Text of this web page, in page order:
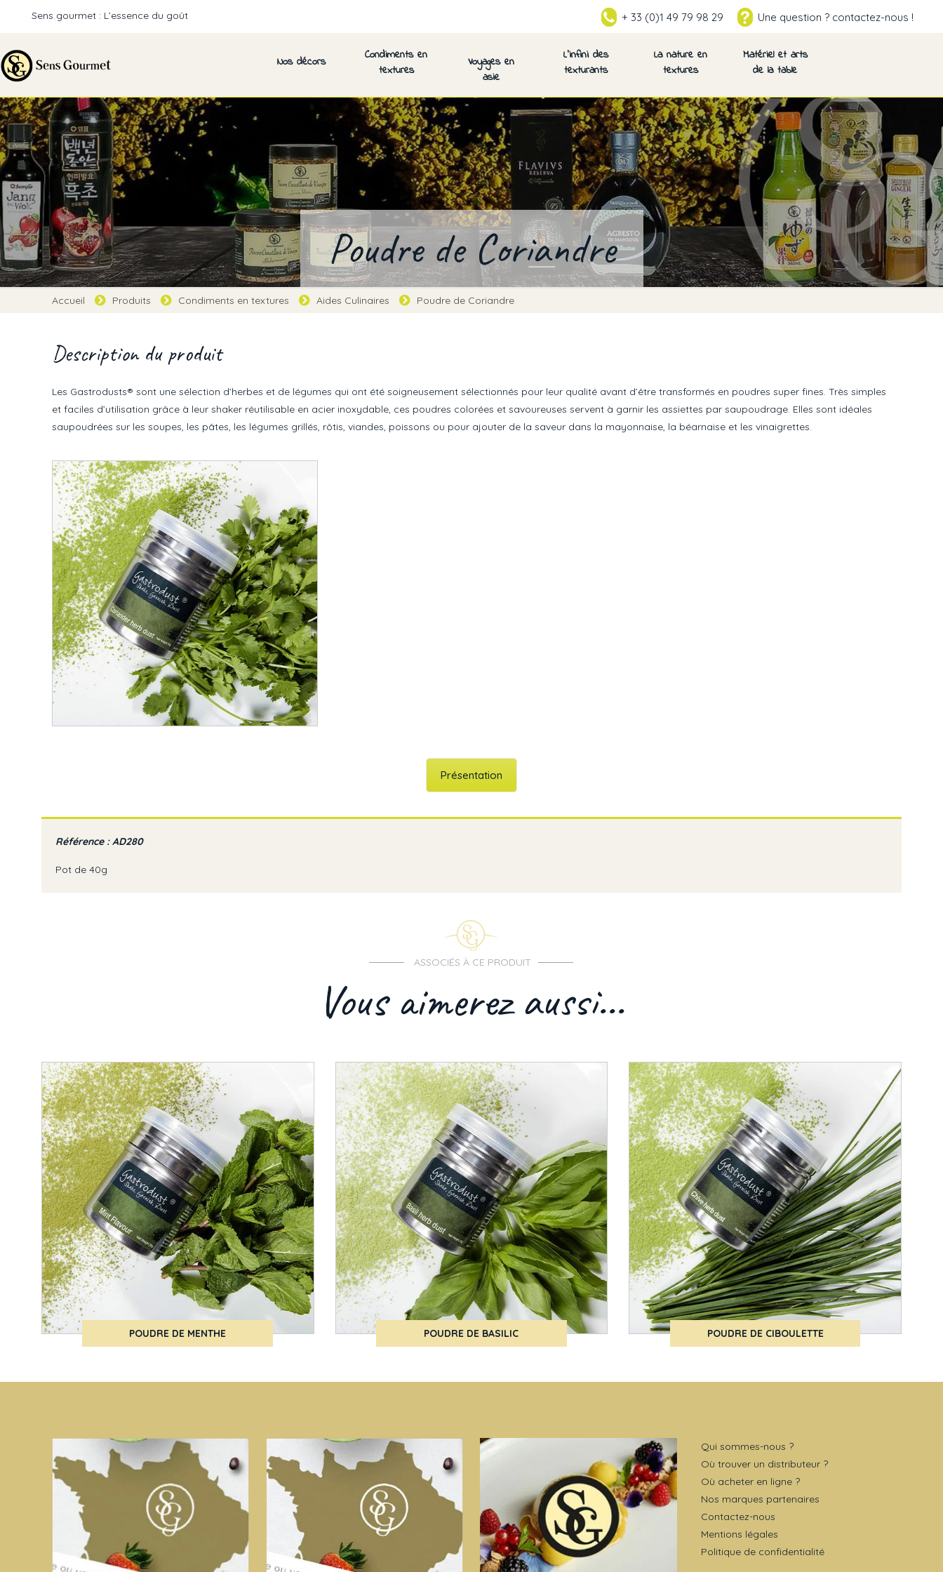
Sens gourmet : L’essence du goût + 33 (0)1 49 79 98 29 Une question ? contactez-nous !
Nos décors
Condiments en
textures
Voyages en
asie
L’infini des
texturants
La nature en
textures
Matériel et arts
de la table
Poudre de Coriandre
Accueil Produits Condiments en textures Aides Culinaires Poudre de Coriandre
Description du produit
Les Gastrodusts® sont une sélection d’herbes et de légumes qui ont été soigneusement sélectionnés pour leur qualité avant d’être transformés en poudres super fines. Très simples
et faciles d’utilisation grâce à leur shaker réutilisable en acier inoxydable, ces poudres colorées et savoureuses servent à garnir les assiettes par saupoudrage. Elles sont idéales
saupoudrées sur les soupes, les pâtes, les légumes grillés, rôtis, viandes, poissons ou pour ajouter de la saveur dans la mayonnaise, la béarnaise et les vinaigrettes.
Présentation
Référence : AD280
Pot de 40g
ASSOCIÉS À CE PRODUIT
Vous aimerez aussi...
POUDRE DE MENTHE POUDRE DE BASILIC POUDRE DE CIBOULETTE
Qui sommes-nous ?
Où trouver un distributeur ?
Où acheter en ligne ?
Nos marques partenaires
Contactez-nous
Mentions légales
Politique de confidentialité